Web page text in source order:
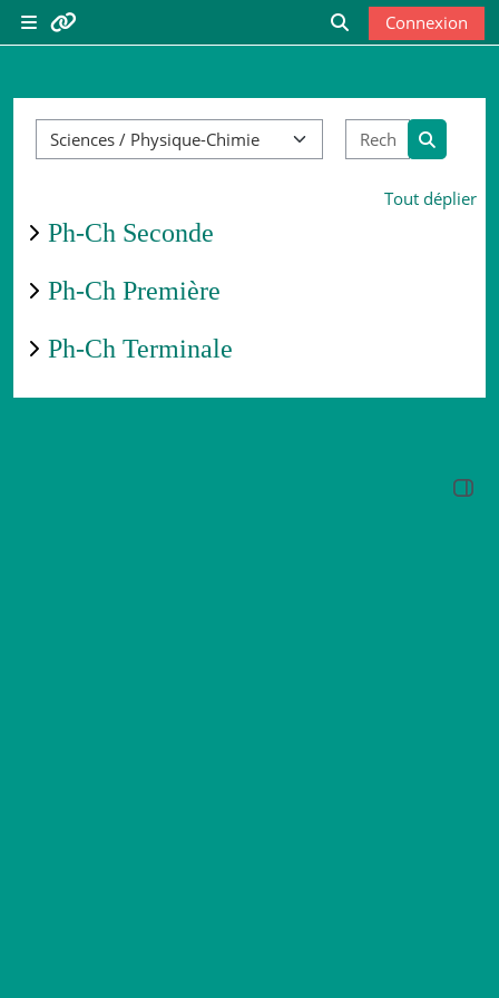
Passer au contenu principal
Panneau latéral
Liens utiles
Vie scolaire
Esidoc
Activer/désactiver
Connexion
Catégories de cours
Tout déplier
Ph-Ch Seconde
Ph-Ch Première
Ph-Ch Terminale